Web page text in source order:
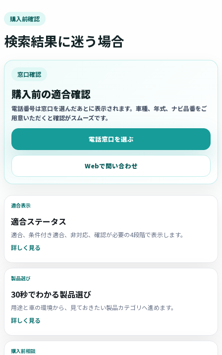
購入前確認
検索結果に迷う場合
窓口確認
購入前の適合確認
電話番号は窓口を選んだあとに表示されます。車種、年式、ナビ品番をご
用意いただくと確認がスムーズです。
電話窓口を選ぶ
Webで問い合わせ
適合表示
適合ステータス
適合、条件付き適合、非対応、確認が必要の4段階で表示します。
詳しく見る
製品選び
30秒でわかる製品選び
用途と車の環境から、見ておきたい製品カテゴリへ進めます。
詳しく見る
購入前相談